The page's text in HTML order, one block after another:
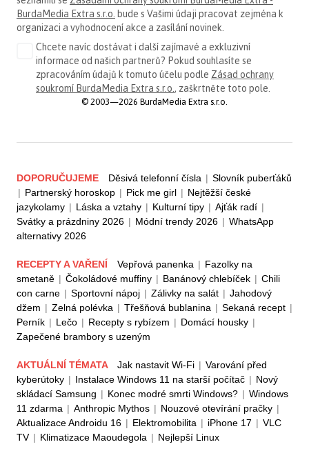
BurdaMedia Extra s.r.o. bude s Vašimi údaji pracovat zejména k
organizaci a vyhodnocení akce a zasílání novinek.
Chcete navíc dostávat i další zajímavé a exkluzivní
informace od našich partnerů? Pokud souhlasíte se
zpracováním údajů k tomuto účelu podle Zásad ochrany
soukromí BurdaMedia Extra s.r.o. , zaškrtněte toto pole.
© 2003—2026 BurdaMedia Extra s.r.o.
DOPORUČUJEME Děsivá telefonní čísla | Slovník puberťáků
| Partnerský horoskop | Pick me girl | Nejtěžší české
jazykolamy | Láska a vztahy | Kulturní tipy | Ajťák radí |
Svátky a prázdniny 2026 | Módní trendy 2026 | WhatsApp
alternativy 2026
RECEPTY A VAŘENÍ Vepřová panenka | Fazolky na
smetaně | Čokoládové muffiny | Banánový chlebíček | Chili
con carne | Sportovní nápoj | Zálivky na salát | Jahodový
džem | Zelná polévka | Třešňová bublanina | Sekaná recept |
Perník | Lečo | Recepty s rybízem | Domácí housky |
Zapečené brambory s uzeným
AKTUÁLNÍ TÉMATA Jak nastavit Wi-Fi | Varování před
kyberútoky | Instalace Windows 11 na starší počítač | Nový
skládací Samsung | Konec modré smrti Windows? | Windows
11 zdarma | Anthropic Mythos | Nouzové otevírání pračky |
Aktualizace Androidu 16 | Elektromobilita | iPhone 17 | VLC
TV | Klimatizace Maoudegola | Nejlepší Linux